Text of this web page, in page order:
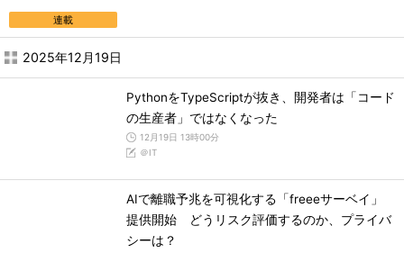
連載
2025年12月19日
PythonをTypeScriptが抜き、開発者は「コード
の生産者」ではなくなった
12月19日 13時00分
＠IT
AIで離職予兆を可視化する「freeeサーベイ」
提供開始 どうリスク評価するのか、プライバ
シーは？